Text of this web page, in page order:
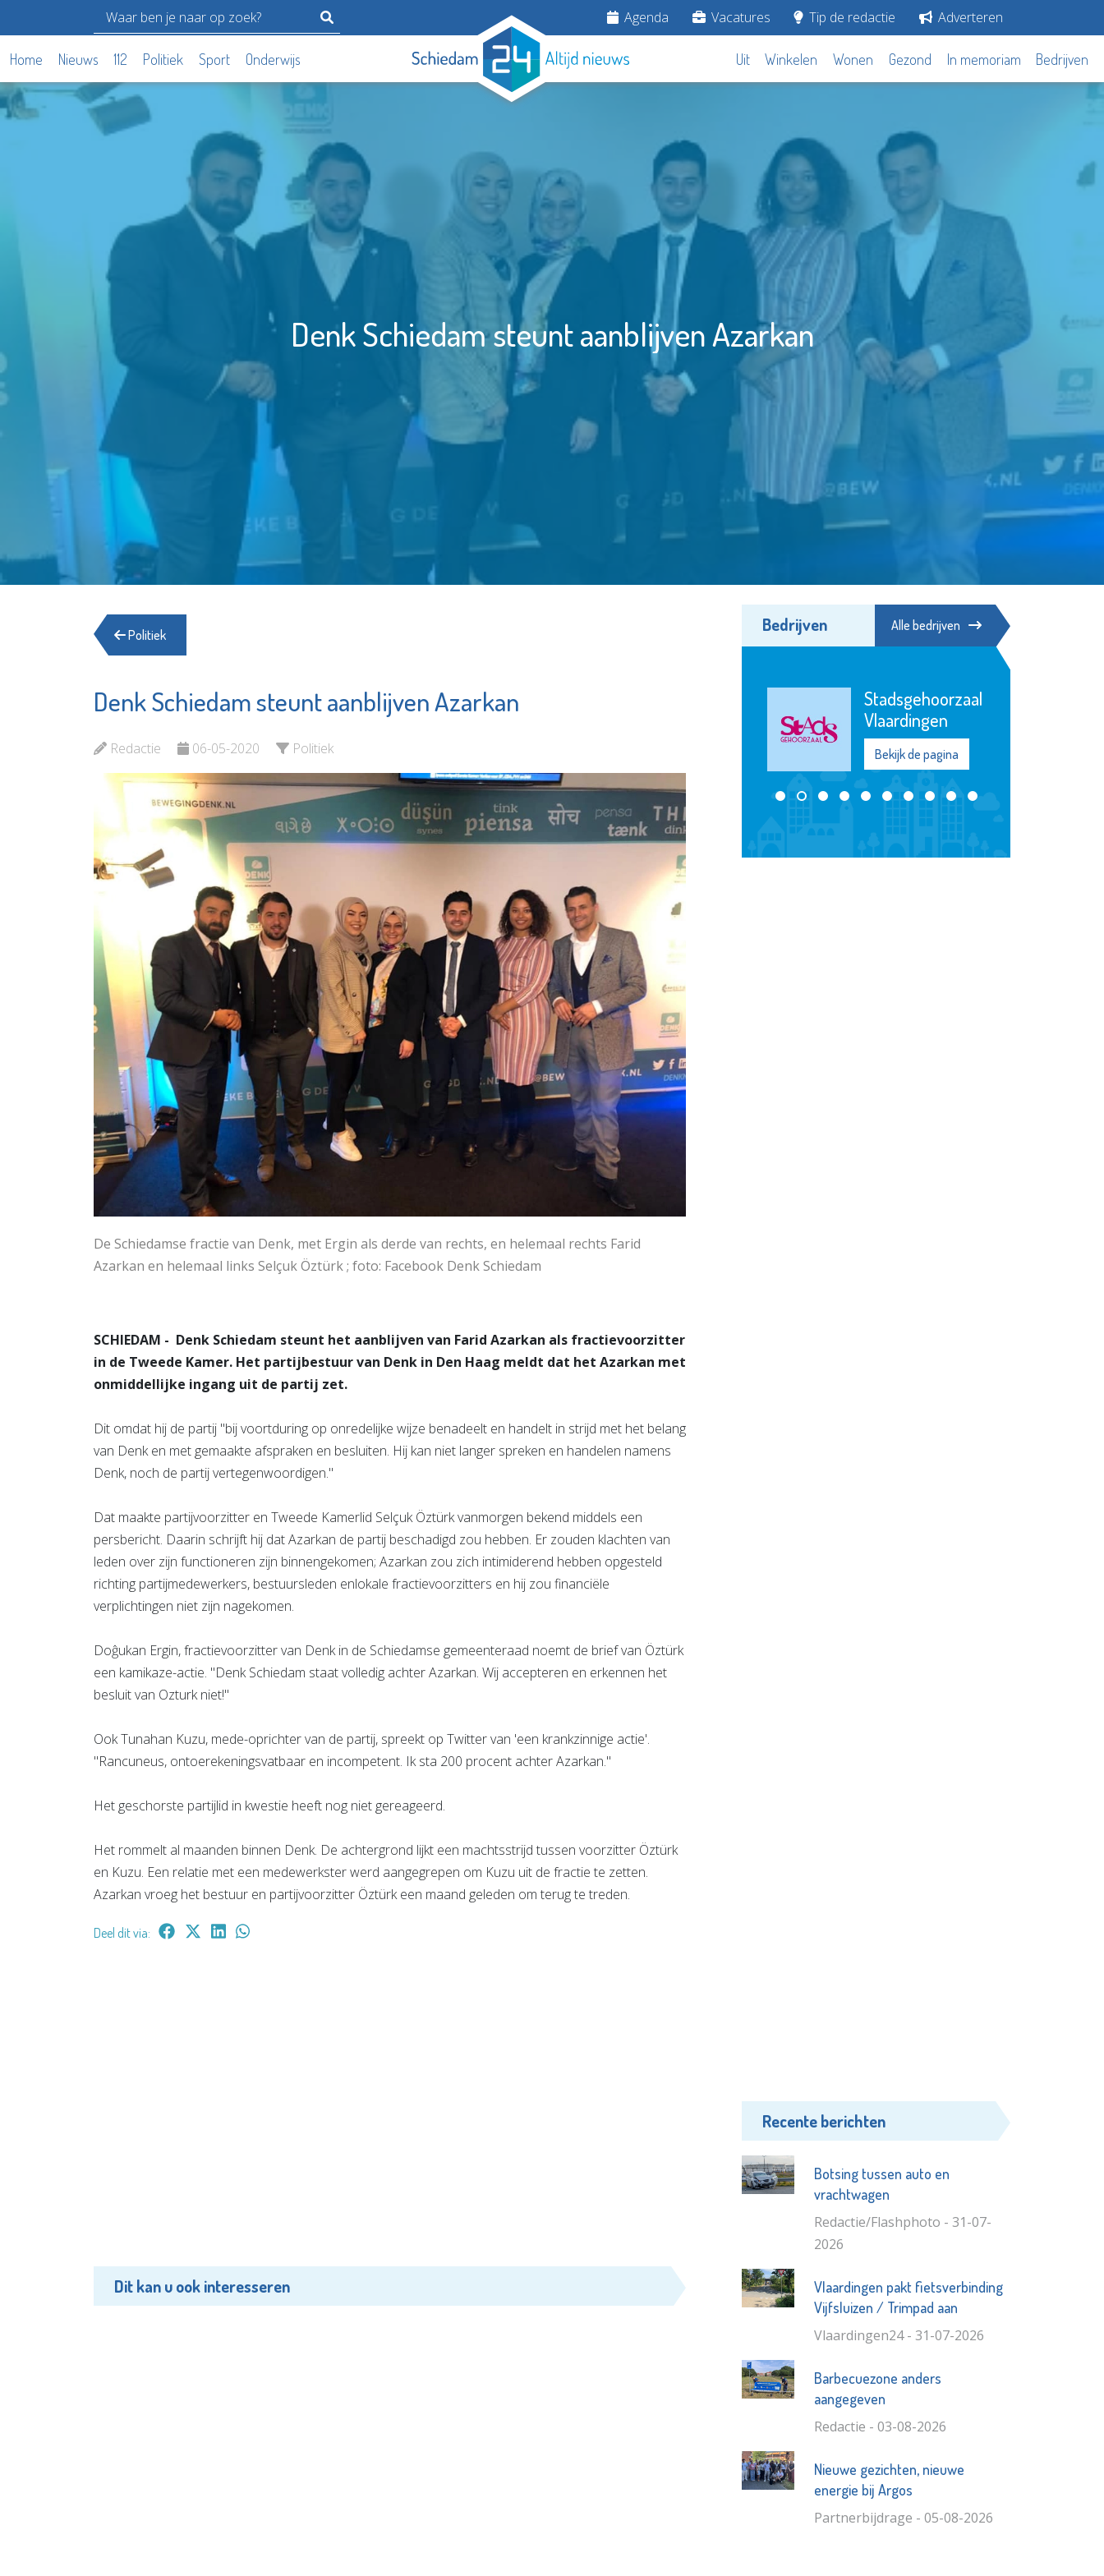
Agenda Vacatures Tip de redactie Adverteren
Home Nieuws 112 Politiek Sport Onderwijs Uit Winkelen Wonen Gezond In memoriam Bedrijven
Denk Schiedam steunt aanblijven Azarkan
Politiek
Denk Schiedam steunt aanblijven Azarkan
Redactie 06-05-2020 Politiek
De Schiedamse fractie van Denk, met Ergin als derde van rechts, en helemaal rechts Farid
Azarkan en helemaal links Selçuk Öztürk ; foto: Facebook Denk Schiedam
SCHIEDAM - Denk Schiedam steunt het aanblijven van Farid Azarkan als fractievoorzitter
in de Tweede Kamer. Het partijbestuur van Denk in Den Haag meldt dat het Azarkan met
onmiddellijke ingang uit de partij zet.
Dit omdat hij de partij "bij voortduring op onredelijke wijze benadeelt en handelt in strijd met het belang
van Denk en met gemaakte afspraken en besluiten. Hij kan niet langer spreken en handelen namens
Denk, noch de partij vertegenwoordigen."
Dat maakte partijvoorzitter en Tweede Kamerlid Selçuk Öztürk vanmorgen bekend middels een
persbericht. Daarin schrijft hij dat Azarkan de partij beschadigd zou hebben. Er zouden klachten van
leden over zijn functioneren zijn binnengekomen; Azarkan zou zich intimiderend hebben opgesteld
richting partijmedewerkers, bestuursleden enlokale fractievoorzitters en hij zou financiële
verplichtingen niet zijn nagekomen.
Doĝukan Ergin, fractievoorzitter van Denk in de Schiedamse gemeenteraad noemt de brief van Öztürk
een kamikaze-actie. "Denk Schiedam staat volledig achter Azarkan. Wij accepteren en erkennen het
besluit van Ozturk niet!"
Ook Tunahan Kuzu, mede-oprichter van de partij, spreekt op Twitter van 'een krankzinnige actie'.
"Rancuneus, ontoerekeningsvatbaar en incompetent. Ik sta 200 procent achter Azarkan."
Het geschorste partijlid in kwestie heeft nog niet gereageerd.
Het rommelt al maanden binnen Denk. De achtergrond lijkt een machtsstrijd tussen voorzitter Öztürk
en Kuzu. Een relatie met een medewerkster werd aangegrepen om Kuzu uit de fractie te zetten.
Azarkan vroeg het bestuur en partijvoorzitter Öztürk een maand geleden om terug te treden.
Deel dit via:
Dit kan u ook interesseren
Bedrijven Alle bedrijven
Rotterdam The
Bekijk de pagina
Herbergier
Schiedam
Bekijk de pagina
Stadsgehoorzaal
Vlaardingen
Bekijk de pagina
Recente berichten
Botsing tussen auto en
vrachtwagen
Redactie/Flashphoto - 31-07-
2026
Vlaardingen pakt fietsverbinding
Vijfsluizen / Trimpad aan
Vlaardingen24 - 31-07-2026
Barbecuezone anders
aangegeven
Redactie - 03-08-2026
Nieuwe gezichten, nieuwe
energie bij Argos
Partnerbijdrage - 05-08-2026